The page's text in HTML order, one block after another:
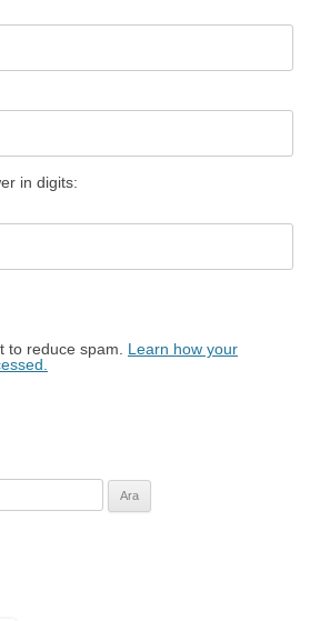
in digits:
to reduce spam. Learn how your